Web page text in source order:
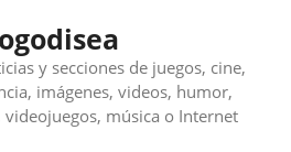
y secciones de juegos, cine,
imágenes, videos, humor,
música o Internet